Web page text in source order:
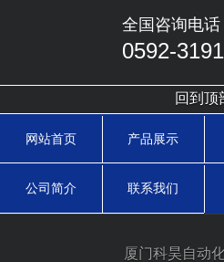
全国咨询电话
0592-
回到顶
网站首页 产品展示
公司简介 联系我们
厦门科昊自动